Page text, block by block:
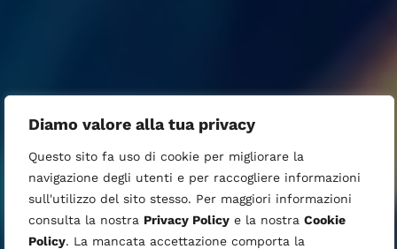
Diamo valore alla tua privacy
Questo sito fa uso di cookie per migliorare la
navigazione degli utenti e per raccogliere informazioni
sull'utilizzo del sito stesso. Per maggiori informazioni
consulta la nostra Privacy Policy e la nostra Cookie
Policy. La mancata accettazione comporta la